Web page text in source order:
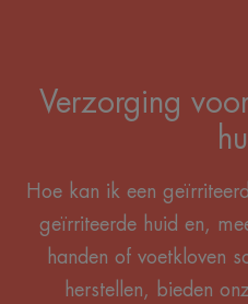
Verzorging
Hoe kan ik een
geïrriteerde huid en,
handen of voetkloven
herstellen, bieden